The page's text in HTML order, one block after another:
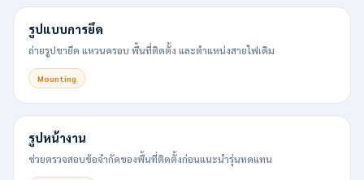
รูปแบบการยึด
ถ่ายรูปขายึด แหวนครอบ พื้นที่ติดตั้ง และตำแหน่งสายไฟเดิม
Mounting
รูปหน้างาน
ช่วยตรวจสอบข้อจำกัดของพื้นที่ติดตั้งก่อนแนะนำรุ่นทดแทน